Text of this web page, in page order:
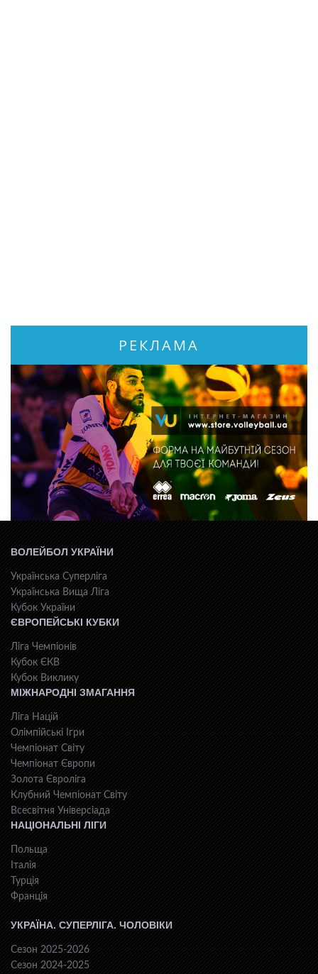
РЕКЛАМА
ВОЛЕЙБОЛ УКРАЇНИ
Українська Суперліга
Українська Вища Ліга
Кубок України
ЄВРОПЕЙСЬКІ КУБКИ
Ліга Чемпіонів
Кубок ЄКВ
Кубок Виклику
МІЖНАРОДНІ ЗМАГАННЯ
Ліга Націй
Олімпійські Ігри
Чемпіонат Світу
Чемпіонат Європи
Золота Євроліга
Клубний Чемпіонат Світу
Всесвiтня Унiверсiaда
НАЦІОНАЛЬНІ ЛІГИ
Польща
Італія
Турція
Франція
УКРАЇНА. СУПЕРЛІГА. ЧОЛОВІКИ
Сезон 2025-2026
Сезон 2024-2025